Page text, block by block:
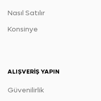
Nasıl Satılır
Konsinye
ALIŞVERIŞ YAPIN
Güvenilirlik